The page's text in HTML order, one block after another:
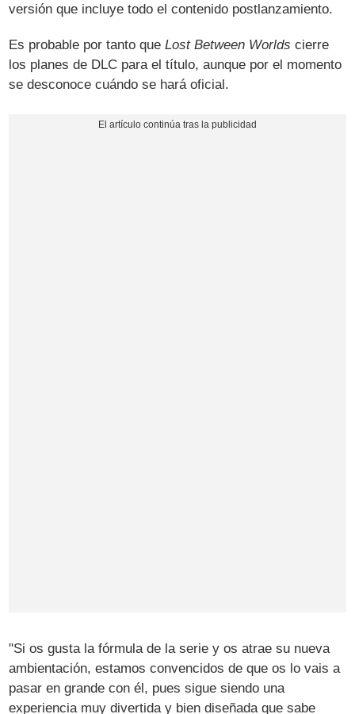
versión que incluye todo el contenido postlanzamiento.
Es probable por tanto queLost Between Worlds cierre
los planes de DLC para el título, aunque por el momento
se desconoce cuándo se hará oficial.
"Si os gusta la fórmula de la serie y os atrae su nueva
ambientación, estamos convencidos de que os lo vais a
pasar en grande con él, pues sigue siendo una
experiencia muy divertida y bien diseñada que sabe